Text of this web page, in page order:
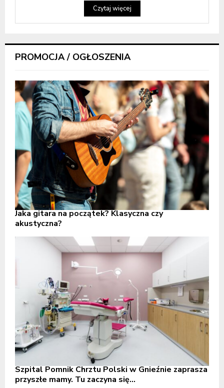
Czytaj więcej
PROMOCJA / OGŁOSZENIA
Jaka gitara na początek? Klasyczna czy
akustyczna?
Szpital Pomnik Chrztu Polski w Gnieźnie zaprasza
przyszłe mamy. Tu zaczyna się...